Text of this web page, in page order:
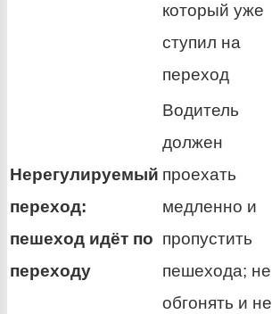
который уже
ступил на
переход
Нерегулируемый
переход:
пешеход идёт по
переходу
Водитель
должен
проехать
медленно и
пропустить
пешехода; не
обгонять и не